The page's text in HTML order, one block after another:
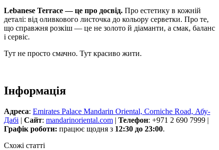
Lebanese Terrace — це про досвід. Про естетику в кожній
деталі: від оливкового листочка до кольору серветки. Про те,
що справжня розкіш — це не золото й діаманти, а смак, баланс
і сервіс.
Тут не просто смачно. Тут красиво жити.
Інформація
Адреса: Emirates Palace Mandarin Oriental, Corniche Road, Абу-
Дабі | Сайт: mandarinoriental.com | Телефон: +971 2 690 7999 |
Графік роботи: працює щодня з 12:30 до 23:00.
Схожі статті